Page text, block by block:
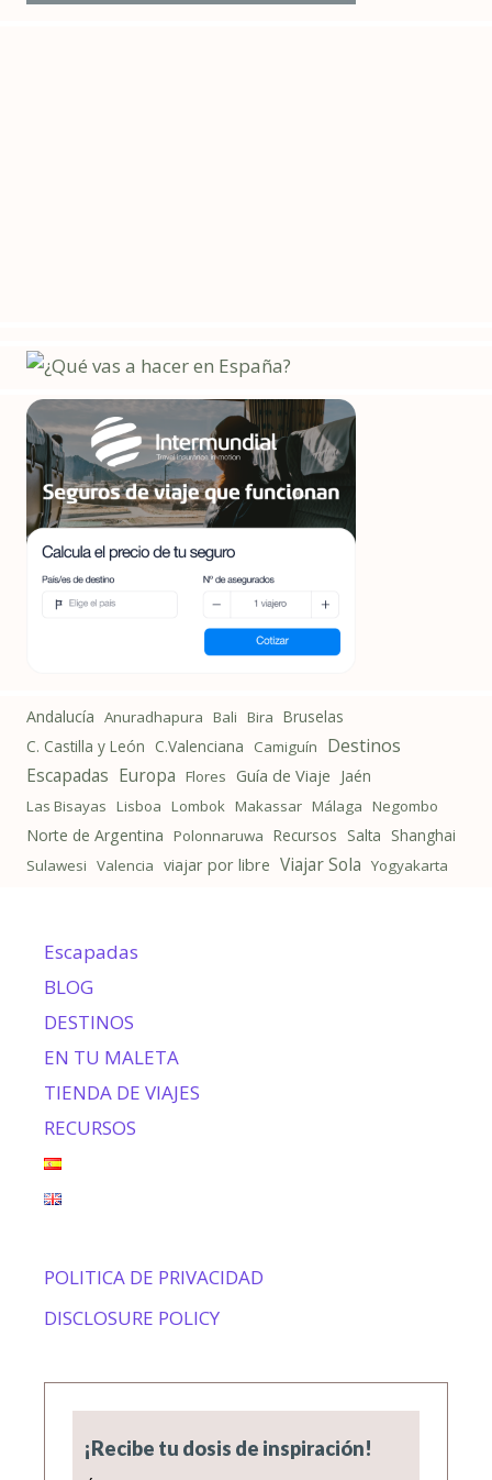
Andalucía Anuradhapura Bali Bira Bruselas
C. Castilla y León C.Valenciana Camiguín Destinos
Escapadas Europa Flores Guía de Viaje Jaén
Las Bisayas Lisboa Lombok Makassar Málaga Negombo
Norte de Argentina Polonnaruwa Recursos Salta Shanghai
Sulawesi Valencia viajar por libre Viajar Sola Yogyakarta
Escapadas
BLOG
DESTINOS
EN TU MALETA
TIENDA DE VIAJES
RECURSOS
POLITICA DE PRIVACIDAD
DISCLOSURE POLICY
¡Recibe tu dosis de inspiración!